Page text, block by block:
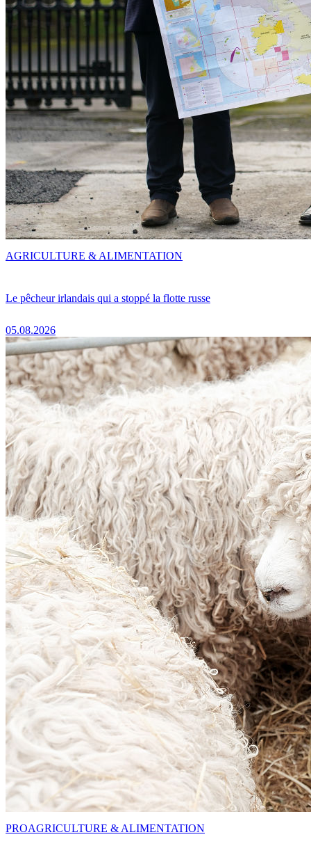
Le pêcheur irlandais qui a stoppé la flotte russe
05.08.2026
AGRICULTURE & ALIMENTATION
PROAGRICULTURE & ALIMENTATION